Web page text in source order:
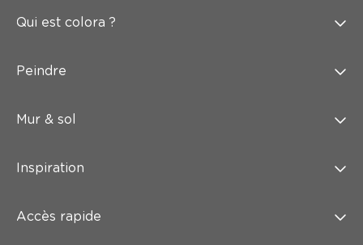
Qui est colora ?
Peindre
Mur & sol
Inspiration
Accès rapide